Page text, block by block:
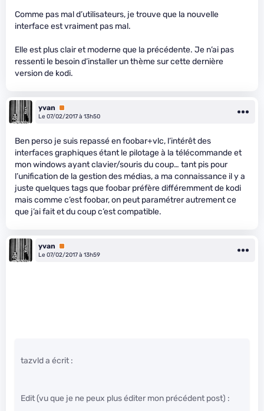
Comme pas mal d’utilisateurs, je trouve que la nouvelle
interface est vraiment pas mal.
Elle est plus clair et moderne que la précédente. Je n’ai pas
ressenti le besoin d’installer un thème sur cette dernière
version de kodi.
yvan
Premium
Le 07/02/2017 à 13h50
Ben perso je suis repassé en foobar+vlc, l’intérêt des
interfaces graphiques étant le pilotage à la télécommande et
mon windows ayant clavier/souris du coup… tant pis pour
l’unification de la gestion des médias, a ma connaissance il y a
juste quelques tags que foobar préfère différemment de kodi
mais comme c’est foobar, on peut paramétrer autrement ce
que j’ai fait et du coup c’est compatible.
yvan
Premium
Le 07/02/2017 à 13h59
tazvld a écrit :
Edit (vu que je ne peux plus éditer mon précédent post) :